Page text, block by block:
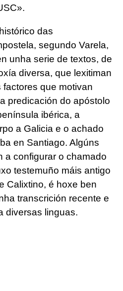
das
segundo Varela,
unha serie de textos, de
diversa, que lexitiman
que motivan
predicación do apóstolo
ibérica, a
a Galicia e o achado
en Santiago. Algúns
a configurar o chamado
testemuño máis antigo
Calixtino, é hoxe ben
transcrición recente e
diversas linguas.